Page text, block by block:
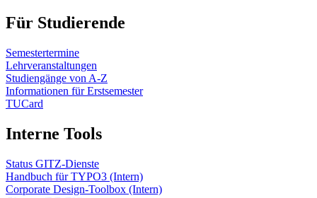
Für Studierende
Semestertermine
Lehrveranstaltungen
Studiengänge von A-Z
Informationen für Erstsemester
TUCard
Interne Tools
Status GITZ-Dienste
Handbuch für TYPO3 (Intern)
Corporate Design-Toolbox (Intern)